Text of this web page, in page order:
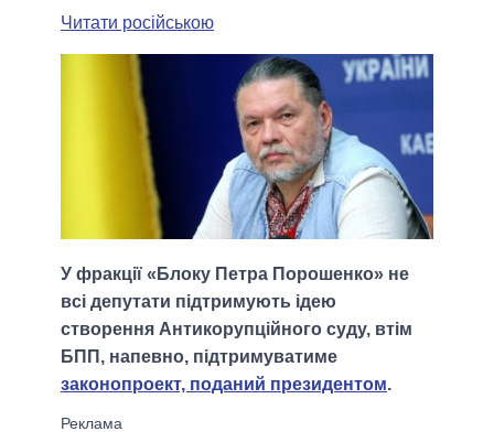
Читати російською
У фракції «Блоку Петра Порошенко» не
всі депутати підтримують ідею
створення Антикорупційного суду, втім
БПП, напевно, підтримуватиме
законопроект, поданий президентом.